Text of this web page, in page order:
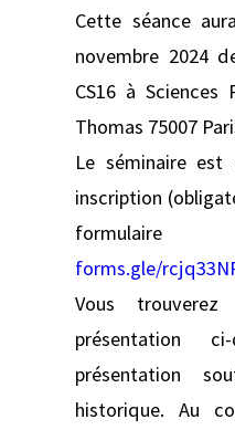
Cette séance
novembre 2024
CS16 à
Thomas 75007
Le séminaire
inscription
forms.gle/
Vous
présentation
présentation
historique. Au